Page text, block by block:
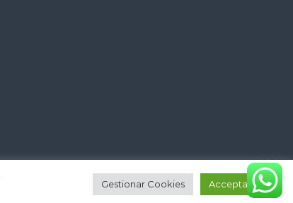
Gestionar Cookies Acceptar tot